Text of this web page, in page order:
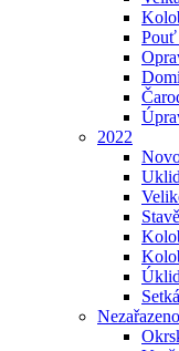
2022
Nezařazeno